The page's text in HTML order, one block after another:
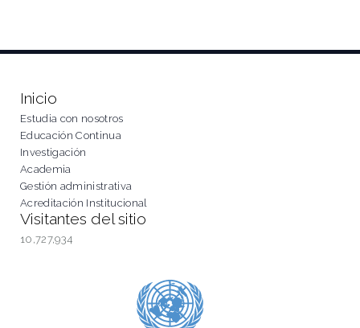
Inicio
Estudia con nosotros
Educación Continua
Investigación
Academia
Gestión administrativa
Acreditación Institucional
Visitantes del sitio
10,727,934